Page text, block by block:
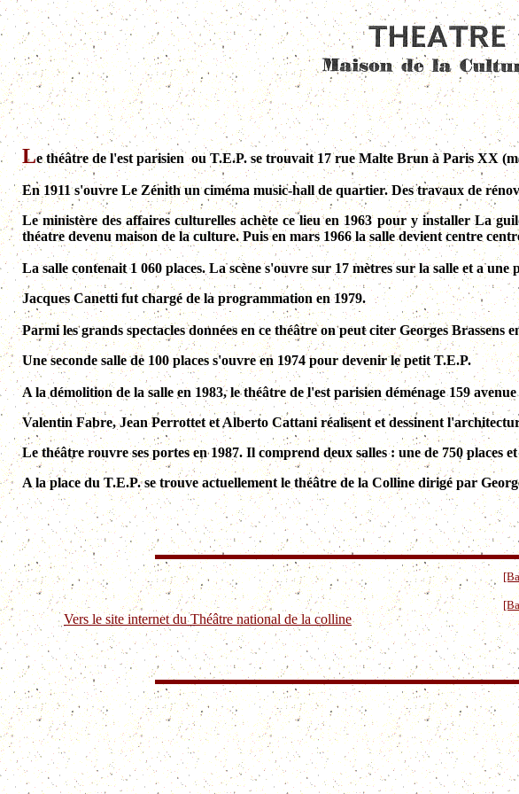
Le théâtre de l'est parisien ou T.E.P. se trouvait 17 rue Malte Brun à Paris XX
En 1911 s'ouvre Le Zénith un cimémamusic-hallde quartier.Des travaux de
Le ministère des affaires culturelles achète ce lieu en 1963 pour y installer La
théatre devenu maison de la culture. Puis en mars 1966 la salle devient centre
La salle contenait 1 060 places. La scène s'ouvre sur 17 mètres sur la salle et a une
Jacques Canetti fut chargé de la programmation en 1979.
Parmi les grands spectacles données en ce théâtre on peut citer Georges Brassens
Une seconde salle de 100 places s'ouvre en 1974 pour devenir le petit T.E.P.
A la démolition de la salle en 1983, le théâtre de l'est parisien déménage 159
Valentin Fabre, Jean Perrottet et Alberto Cattani réalisent et dessinent
Le théâtre rouvre ses portes en 1987. Il comprend deux salles : une de 750 places
A la place du T.E.P. se trouve actuellement le théâtre de la Colline dirigé par
Vers le site internet du Théâtre national de la colline